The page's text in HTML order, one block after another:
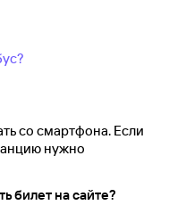
со смартфона. Если
нужно
билет на сайте?